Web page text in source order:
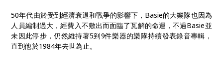
50年代由於受到經濟衰退和戰爭的影響下，Basie的大樂隊也因為
人員編制過大，經費入不敷出而面臨了瓦解的命運，不過Basie並
未因此停步，仍然維持著5到9件樂器的樂隊持續發表錄音專輯，
直到他於1984年去世為止。